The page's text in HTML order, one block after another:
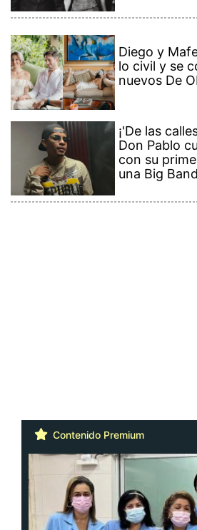
Diego y
lo civil y se
nuevos De
¡'De las
Don Pablo
con su
una Big Band
Contenido Premium